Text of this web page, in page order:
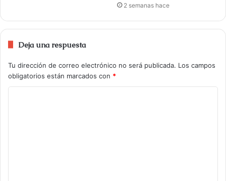
2 semanas hace
Deja una respuesta
Tu dirección de correo electrónico no será publicada. Los campos
obligatorios están marcados con *